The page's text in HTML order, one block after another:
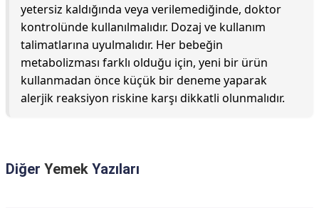
yetersiz kaldığında veya verilemediğinde, doktor
kontrolünde kullanılmalıdır. Dozaj ve kullanım
talimatlarına uyulmalıdır. Her bebeğin
metabolizması farklı olduğu için, yeni bir ürün
kullanmadan önce küçük bir deneme yaparak
alerjik reaksiyon riskine karşı dikkatli olunmalıdır.
Diğer Yemek Yazıları